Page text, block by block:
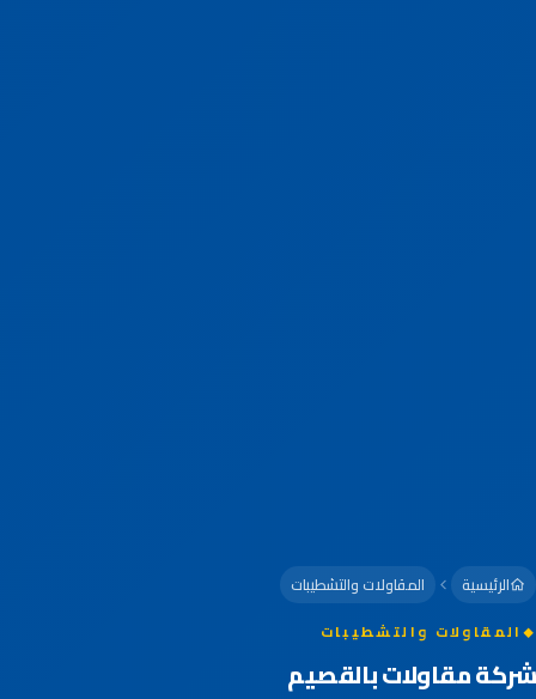
الرئيسية المقاولات والتشطيبات
المقاولات والتشطيبات
شركة مقاولات بالقصيم